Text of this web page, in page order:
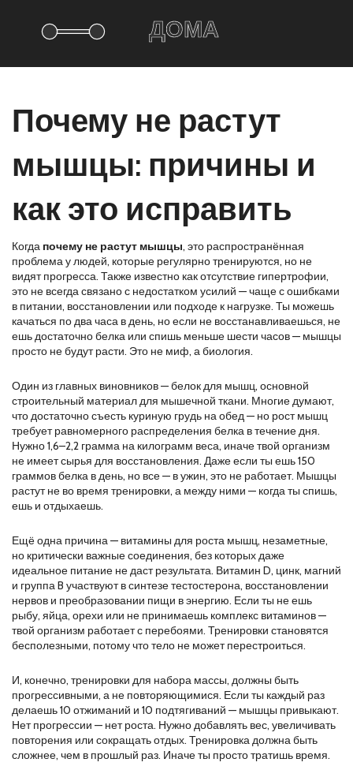
Почему не растут
мышцы: причины и
как это исправить
Когда почему не растут мышцы, это распространённая
проблема у людей, которые регулярно тренируются, но не
видят прогресса. Также известно какотсутствие гипертрофии,
это не всегда связано с недостатком усилий — чаще с ошибками
в питании, восстановлении или подходе к нагрузке. Ты можешь
качаться по два часа в день, но если не восстанавливаешься, не
ешь достаточно белка или спишь меньше шести часов — мышцы
просто не будут расти. Это не миф, а биология.
Один из главных виновников —белок для мышц, основной
строительный материал для мышечной ткани. Многие думают,
что достаточно съесть куриную грудь на обед — но рост мышц
требует равномерного распределения белка в течение дня.
Нужно 1,6–2,2 грамма на килограмм веса, иначе твой организм
не имеет сырья для восстановления. Даже если ты ешь 150
граммов белка в день, но все — в ужин, это не работает. Мышцы
растут не во время тренировки, а между ними — когда ты спишь,
ешь и отдыхаешь.
Ещё одна причина — витамины для роста мышц, незаметные,
но критически важные соединения, без которых даже
идеальное питание не даст результата. Витамин D, цинк, магний
и группа B участвуют в синтезе тестостерона, восстановлении
нервов и преобразовании пищи в энергию. Если ты не ешь
рыбу, яйца, орехи или не принимаешь комплекс витаминов —
твой организм работает с перебоями. Тренировки становятся
бесполезными, потому что тело не может перестроиться.
И, конечно, тренировки для набора массы, должны быть
прогрессивными, а не повторяющимися. Если ты каждый раз
делаешь 10 отжиманий и 10 подтягиваний — мышцы привыкают.
Нет прогрессии — нет роста. Нужно добавлять вес, увеличивать
повторения или сокращать отдых. Тренировка должна быть
сложнее, чем в прошлый раз. Иначе ты просто тратишь время.